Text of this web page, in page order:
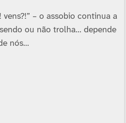
vens?!” – o assobio continua a
ou não trolha… depende
nós…